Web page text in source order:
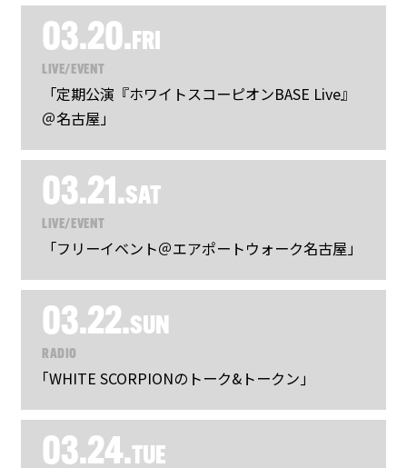
03.20. FRI
LIVE/EVENT
「定期公演『ホワイトスコーピオンBASE Live』
＠名古屋」
03.21.SAT
LIVE/EVENT
「フリーイベント＠エアポートウォーク名古屋」
03.22.SUN
RADIO
｢WHITE SCORPIONのトーク&トークン｣
03.24.TUE